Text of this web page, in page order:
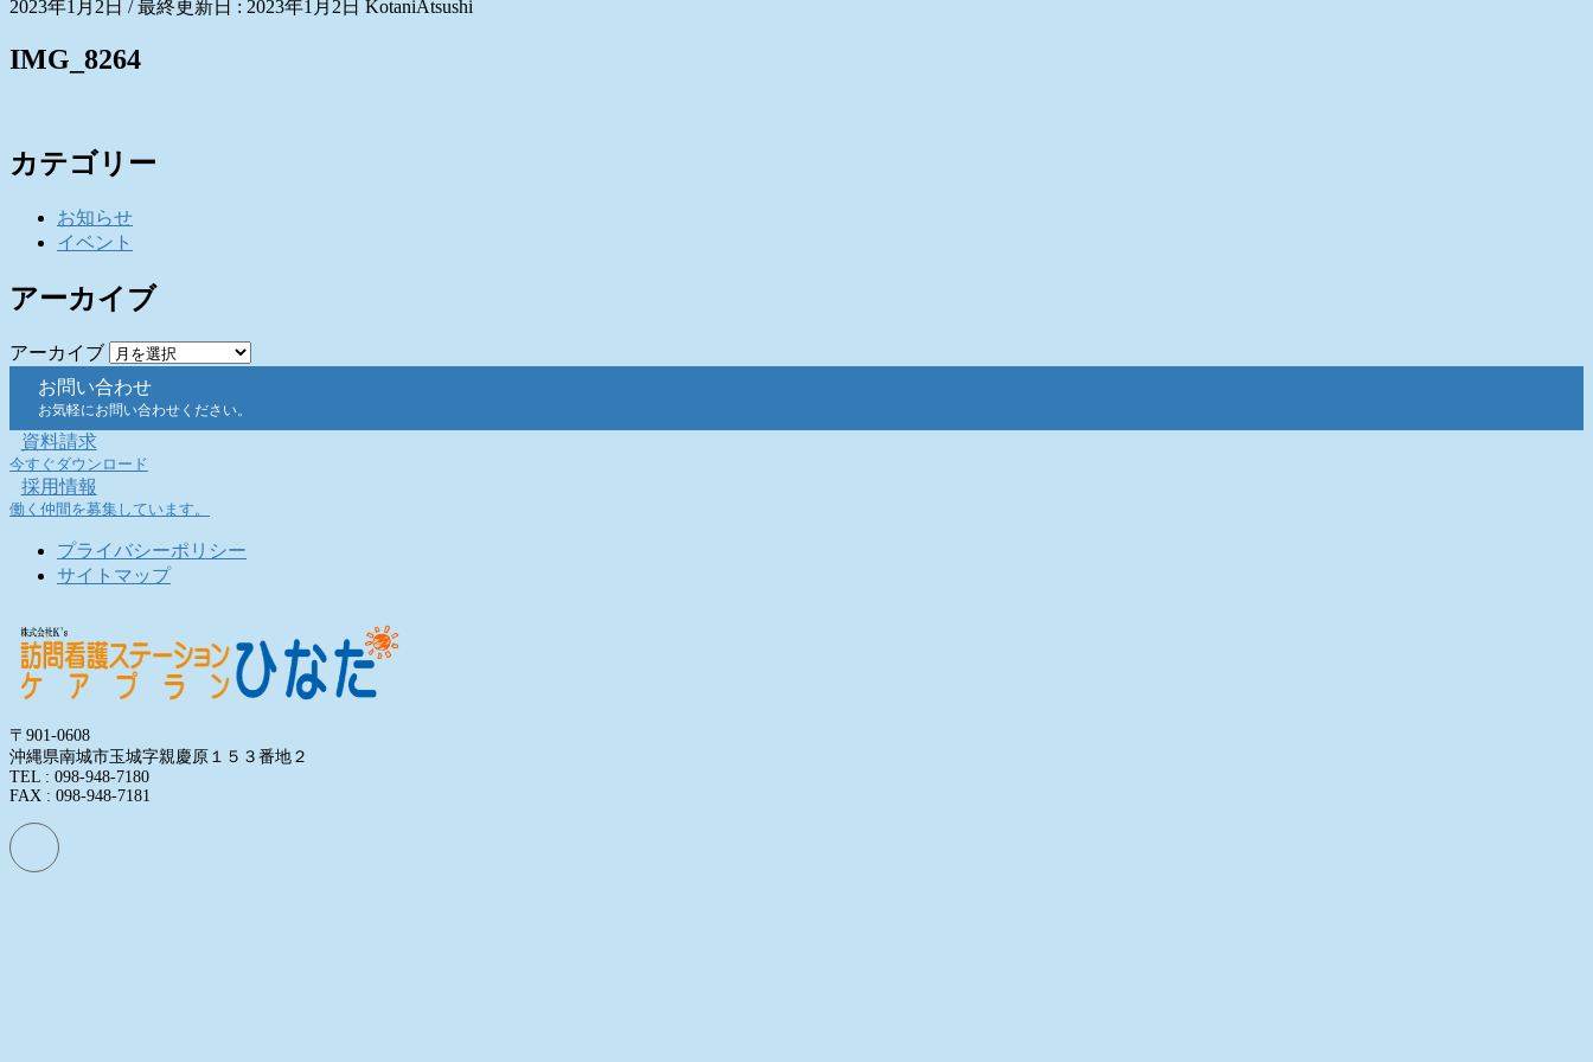
2023年1月2日 / 最終更新日 : 2023年1月2日 KotaniAtsushi
IMG_8264
カテゴリー
お知らせ
イベント
アーカイブ
アーカイブ
お問い合わせ
お気軽にお問い合わせください。
資料請求
今すぐダウンロード
採用情報
働く仲間を募集しています。
プライバシーポリシー
サイトマップ
〒901-0608
沖縄県南城市玉城字親慶原１５３番地２
TEL : 098-948-7180
FAX : 098-948-7181